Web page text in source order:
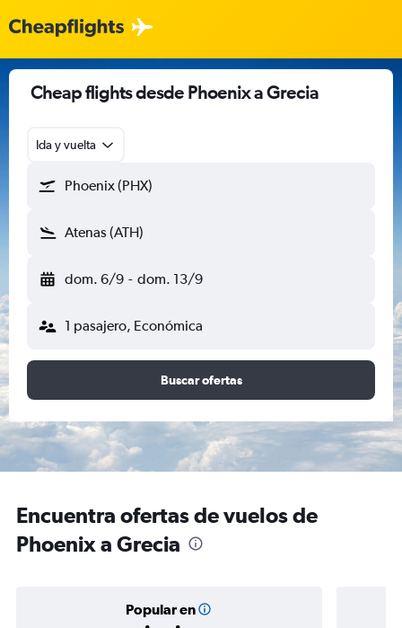
Cheap flights desde Phoenix a Grecia
Ida y vuelta
Phoenix (PHX)
Atenas (ATH)
dom. 6/9 - dom. 13/9
1 pasajero, Económica
Buscar ofertas
Encuentra ofertas de vuelos de
Phoenix a Grecia
Popular en